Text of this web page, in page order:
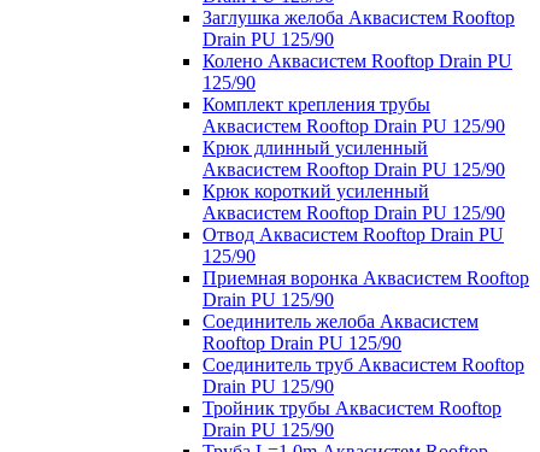
Заглушка желоба Аквасистем Rooftop
Drain PU 125/90
Колено Аквасистем Rooftop Drain PU
125/90
Комплект крепления трубы
Аквасистем Rooftop Drain PU 125/90
Крюк длинный усиленный
Аквасистем Rooftop Drain PU 125/90
Крюк короткий усиленный
Аквасистем Rooftop Drain PU 125/90
Отвод Аквасистем Rooftop Drain PU
125/90
Приемная воронка Аквасистем Rooftop
Drain PU 125/90
Соединитель желоба Аквасистем
Rooftop Drain PU 125/90
Соединитель труб Аквасистем Rooftop
Drain PU 125/90
Тройник трубы Аквасистем Rooftop
Drain PU 125/90